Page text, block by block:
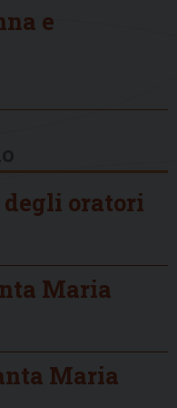
e
degli oratori
Maria
Maria